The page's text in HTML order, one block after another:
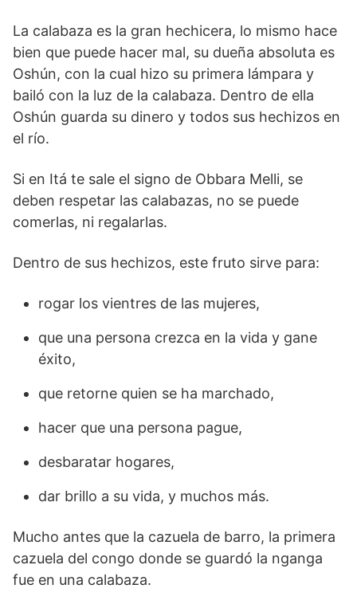
La calabaza es la gran hechicera, lo mismo hace
bien que puede hacer mal, su dueña absoluta es
Oshún, con la cual hizo su primera lámpara y
bailó con la luz de la calabaza. Dentro de ella
Oshún guarda su dinero y todos sus hechizos en
el río.
Si en Itá te sale el signo de Obbara Melli, se
deben respetar las calabazas, no se puede
comerlas, ni regalarlas.
Dentro de sus hechizos, este fruto sirve para:
rogar los vientres de las mujeres,
que una persona crezca en la vida y gane
éxito,
que retorne quien se ha marchado,
hacer que una persona pague,
desbaratar hogares,
dar brillo a su vida, y muchos más.
Mucho antes que la cazuela de barro, la primera
cazuela del congo donde se guardó la nganga
fue en una calabaza.